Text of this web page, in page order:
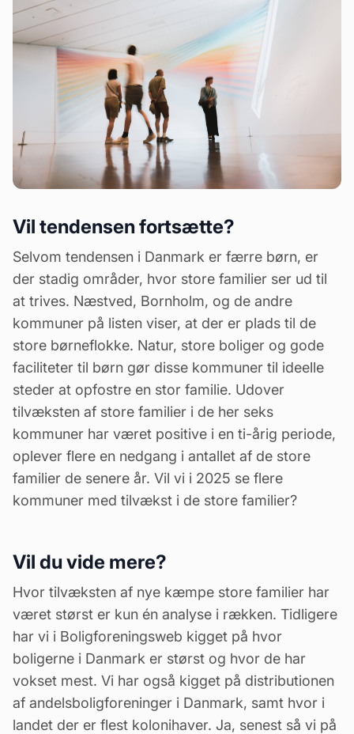
Vil tendensen fortsætte?
Selvom tendensen i Danmark er færre børn, er
der stadig områder, hvor store familier ser ud til
at trives. Næstved, Bornholm, og de andre
kommuner på listen viser, at der er plads til de
store børneflokke. Natur, store boliger og gode
faciliteter til børn gør disse kommuner til ideelle
steder at opfostre en stor familie. Udover
tilvæksten af store familier i de her seks
kommuner har været positive i en ti-årig periode,
oplever flere en nedgang i antallet af de store
familier de senere år. Vil vi i 2025 se flere
kommuner med tilvækst i de store familier?
Vil du vide mere?
Hvor tilvæksten af nye kæmpe store familier har
været størst er kun én analyse i rækken. Tidligere
har vi i Boligforeningsweb kigget på hvor
boligerne i Danmark er størst og hvor de har
vokset mest. Vi har også kigget på distributionen
af andelsboligforeninger i Danmark, samt hvor i
landet der er flest kolonihaver. Ja, senest så vi på